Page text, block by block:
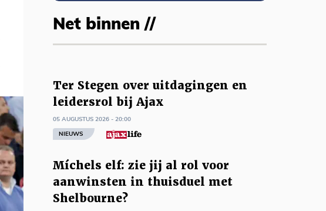
Net binnen //
Ter Stegen over uitdagingen en
leidersrol bij Ajax
05 AUGUSTUS 2026 - 20:00
NIEUWS
Míchels elf: zie jij al rol voor
aanwinsten in thuisduel met
Shelbourne?